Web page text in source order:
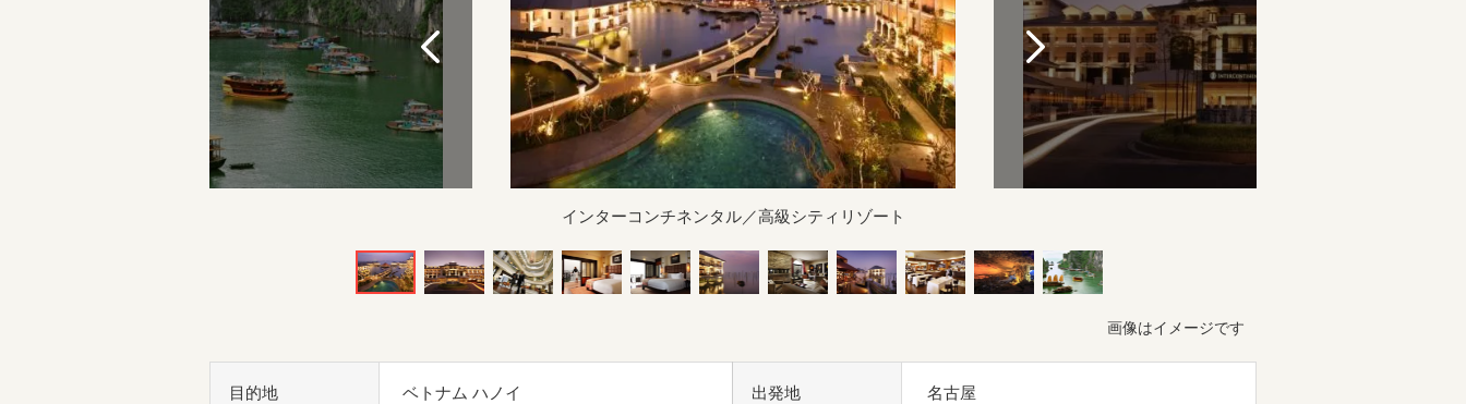
インターコンチネンタル／高級シティリゾート
画像はイメージです
目的地 ベトナム ハノイ 出発地 名古屋